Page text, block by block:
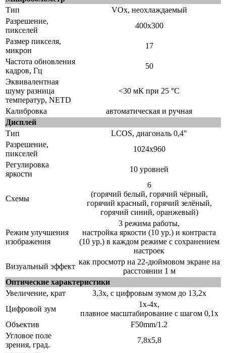
Тип
VOx, неохлаждаемый
Разрешение,
пикселей
400x300
Размер пикселя,
микрон
17
Частота обновления
кадров, Гц
50
Эквивалентная
шуму разница
температур, NETD
<30 мК при 25 °C
Калибровка
автоматическая и ручная
Дисплей
Тип
LCOS, диагональ 0,4"
Разрешение,
пикселей
1024x960
Регулировка
яркости
10 уровней
Схемы
6
(горячий белый, горячий чёрный,
горячий красный, горячий зелёный,
горячий синий, оранжевый)
Режим улучшения
изображения
3 режима работы,
настройка яркости (10 ур.) и контраста
(10 ур.) в каждом режиме с сохранением
настроек
Визуальный эффект
как просмотр на 22-дюймовом экране на
расстоянии 1 м
Оптические характеристики
Увеличение, крат
3,3x, с цифровым зумом до 13,2x
Цифровой зум
1x-4x,
плавное масштабирование с шагом 0,1x
Объектив
F50mm/1.2
Угловое поле
зрения, град.
7,8x5,8